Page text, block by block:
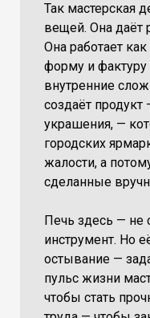
Так мастерская
вещей. Она даёт
Она работает как
форму и
внутренние
создаёт
украшения, —
городских
жалости, а
сделанные
Печь здесь — не
инструмент. Но
остывание —
пульс жизни
чтобы стать